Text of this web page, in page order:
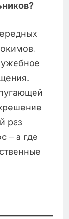
раз
– а где